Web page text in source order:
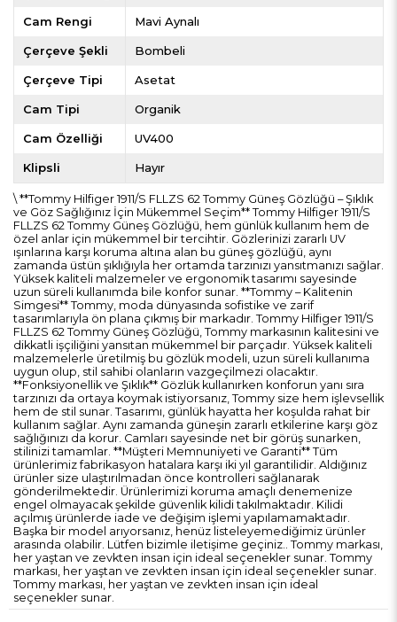
Cam Rengi Mavi Aynalı
Çerçeve Şekli Bombeli
Çerçeve Tipi Asetat
Cam Tipi Organik
Cam Özelliği UV400
Klipsli Hayır
\ **Tommy Hilfiger 1911/S FLLZS 62 Tommy Güneş Gözlüğü – Şıklık
ve Göz Sağlığınız İçin Mükemmel Seçim** Tommy Hilfiger 1911/S
FLLZS 62 Tommy Güneş Gözlüğü, hem günlük kullanım hem de
özel anlar için mükemmel bir tercihtir. Gözlerinizi zararlı UV
ışınlarına karşı koruma altına alan bu güneş gözlüğü, aynı
zamanda üstün şıklığıyla her ortamda tarzınızı yansıtmanızı sağlar.
Yüksek kaliteli malzemeler ve ergonomik tasarımı sayesinde
uzun süreli kullanımda bile konfor sunar. **Tommy – Kalitenin
Simgesi** Tommy, moda dünyasında sofistike ve zarif
tasarımlarıyla ön plana çıkmış bir markadır. Tommy Hilfiger 1911/S
FLLZS 62 Tommy Güneş Gözlüğü, Tommy markasının kalitesini ve
dikkatli işçiliğini yansıtan mükemmel bir parçadır. Yüksek kaliteli
malzemelerle üretilmiş bu gözlük modeli, uzun süreli kullanıma
uygun olup, stil sahibi olanların vazgeçilmezi olacaktır.
**Fonksiyonellik ve Şıklık** Gözlük kullanırken konforun yanı sıra
tarzınızı da ortaya koymak istiyorsanız, Tommy size hem işlevsellik
hem de stil sunar. Tasarımı, günlük hayatta her koşulda rahat bir
kullanım sağlar. Aynı zamanda güneşin zararlı etkilerine karşı göz
sağlığınızı da korur. Camları sayesinde net bir görüş sunarken,
stilinizi tamamlar. **Müşteri Memnuniyeti ve Garanti** Tüm
ürünlerimiz fabrikasyon hatalara karşı iki yıl garantilidir. Aldığınız
ürünler size ulaştırılmadan önce kontrolleri sağlanarak
gönderilmektedir. Ürünlerimizi koruma amaçlı denemenize
engel olmayacak şekilde güvenlik kilidi takılmaktadır. Kilidi
açılmış ürünlerde iade ve değişim işlemi yapılamamaktadır.
Başka bir model arıyorsanız, henüz listeleyemediğimiz ürünler
arasında olabilir. Lütfen bizimle iletişime geçiniz.. Tommy markası,
her yaştan ve zevkten insan için ideal seçenekler sunar. Tommy
markası, her yaştan ve zevkten insan için ideal seçenekler sunar.
Tommy markası, her yaştan ve zevkten insan için ideal
seçenekler sunar.